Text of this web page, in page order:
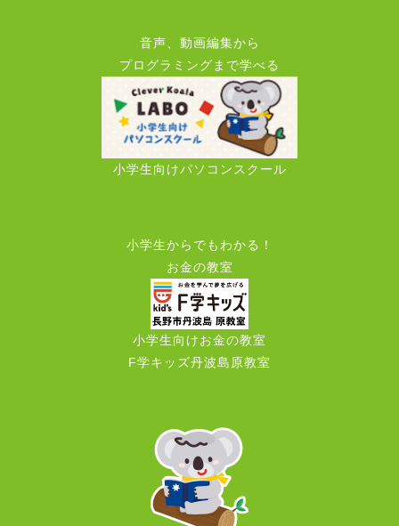
音声、動画編集から
プログラミングまで学べる
小学生向けパソコンスクール
小学生からでもわかる！
お金の教室
小学生向けお金の教室
F学キッズ丹波島原教室